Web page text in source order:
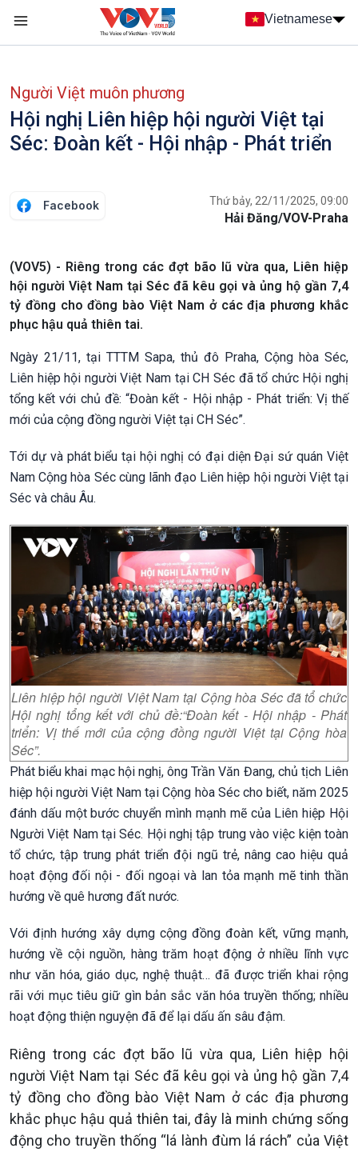
Nhảy đến nội dung
Vietnamese
Người Việt muôn phương
Hội nghị Liên hiệp hội người Việt tại
Séc: Đoàn kết - Hội nhập - Phát triển
Facebook Thứ bảy, 22/11/2025, 09:00
Hải Đăng/VOV-Praha
(VOV5) - Riêng trong các đợt bão lũ vừa qua, Liên hiệp
hội người Việt Nam tại Séc đã kêu gọi và ủng hộ gần 7,4
tỷ đồng cho đồng bào Việt Nam ở các địa phương khắc
phục hậu quả thiên tai.
Ngày 21/11, tại TTTM Sapa, thủ đô Praha, Cộng hòa Séc,
Liên hiệp hội người Việt Nam tại CH Séc đã tổ chức Hội nghị
tổng kết với chủ đề: “Đoàn kết - Hội nhập - Phát triển: Vị thế
mới của cộng đồng người Việt tại CH Séc”.
Tới dự và phát biểu tại hội nghị có đại diện Đại sứ quán Việt
Nam Cộng hòa Séc cùng lãnh đạo Liên hiệp hội người Việt tại
Séc và châu Âu.
Liên hiệp hội người Việt Nam tại Cộng hòa Séc đã tổ chức
Hội nghị tổng kết với chủ đề:“Đoàn kết - Hội nhập - Phát
triển: Vị thế mới của cộng đồng người Việt tại Cộng hòa
Séc”.
Phát biểu khai mạc hội nghị, ông Trần Văn Đang, chủ tịch Liên
hiệp hội người Việt Nam tại Cộng hòa Séc cho biết, năm 2025
đánh dấu một bước chuyển mình mạnh mẽ của Liên hiệp Hội
Người Việt Nam tại Séc. Hội nghị tập trung vào việc kiện toàn
tổ chức, tập trung phát triển đội ngũ trẻ, nâng cao hiệu quả
hoạt động đối nội - đối ngoại và lan tỏa mạnh mẽ tinh thần
hướng về quê hương đất nước.
Với định hướng xây dựng cộng đồng đoàn kết, vững mạnh,
hướng về cội nguồn, hàng trăm hoạt động ở nhiều lĩnh vực
như văn hóa, giáo dục, nghệ thuật… đã được triển khai rộng
rãi với mục tiêu giữ gìn bản sắc văn hóa truyền thống; nhiều
hoạt động thiện nguyện đã để lại dấu ấn sâu đậm.
Riêng trong các đợt bão lũ vừa qua, Liên hiệp hội
người Việt Nam tại Séc đã kêu gọi và ủng hộ gần 7,4
tỷ đồng cho đồng bào Việt Nam ở các địa phương
khắc phục hậu quả thiên tai, đây là minh chứng sống
động cho truyền thống “lá lành đùm lá rách” của Việt